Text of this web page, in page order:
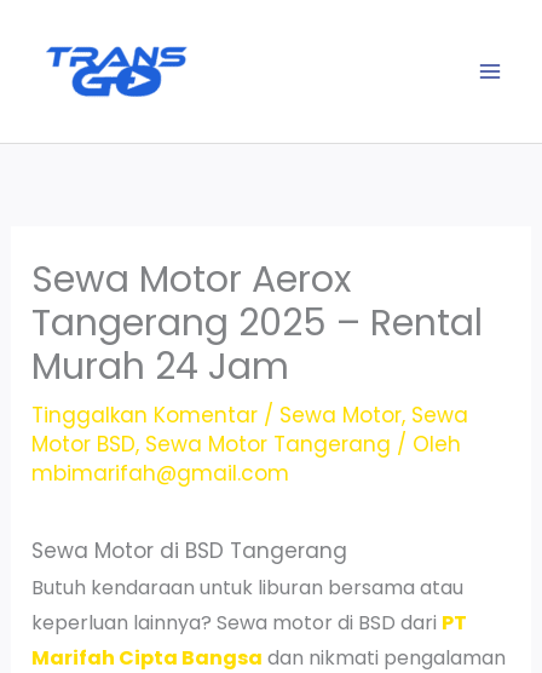
Sewa Motor Aerox
Tangerang 2025 – Rental
Murah 24 Jam
Tinggalkan Komentar / Sewa Motor, Sewa
Motor BSD, Sewa Motor Tangerang / Oleh
mbimarifah@gmail.com
Sewa Motor di BSD Tangerang
Butuh kendaraan untuk liburan bersama atau
keperluan lainnya? Sewa motor di BSD dari PT
Marifah Cipta Bangsa dan nikmati pengalaman